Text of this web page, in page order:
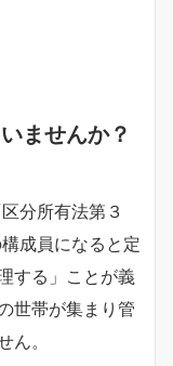
ませんか？
分所有法第３
成員になると定
する」ことが義
世帯が集まり管
ん。